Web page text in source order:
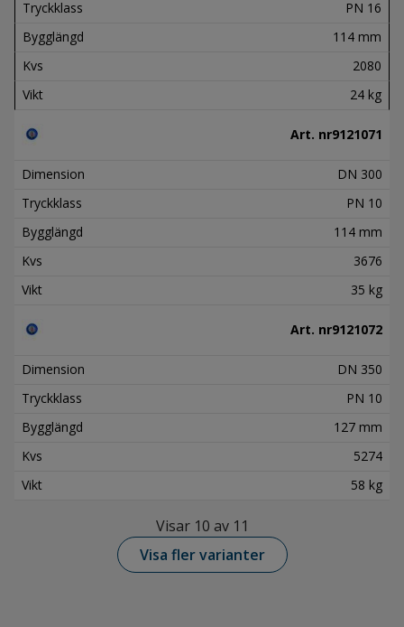
Tryckklass
PN 16
Bygglängd
114 mm
Kvs
2080
Vikt
24 kg
Art. nr9121071
Dimension
DN 300
Tryckklass
PN 10
Bygglängd
114 mm
Kvs
3676
Vikt
35 kg
Art. nr9121072
Dimension
DN 350
Tryckklass
PN 10
Bygglängd
127 mm
Kvs
5274
Vikt
58 kg
Visar 10 av 11
Visa fler varianter